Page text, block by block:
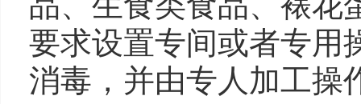
要求设置专间或者专用
消毒，并由专人加工操